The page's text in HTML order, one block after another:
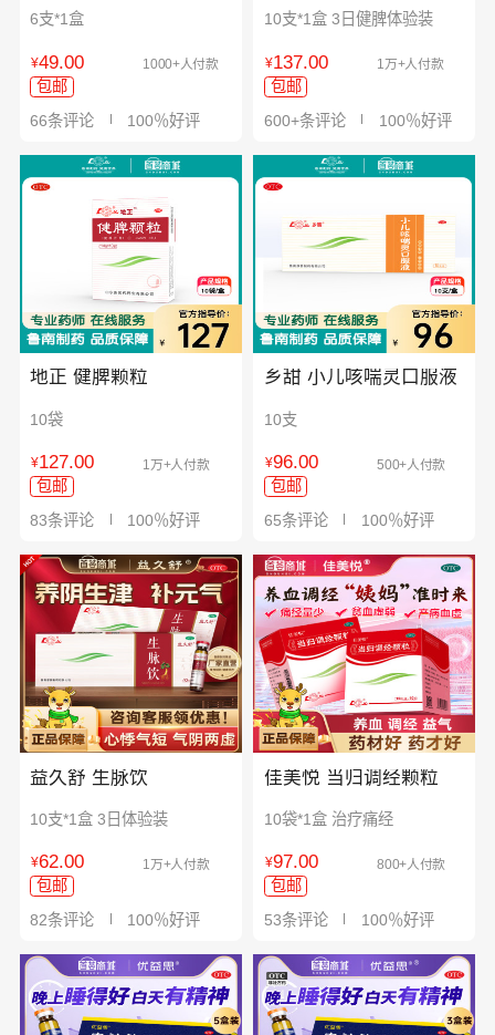
6支*1盒
¥49.00 1000+人付款
包邮
66条评论
100％好评
10支*1盒 3日健脾体验装
¥137.00 1万+人付款
包邮
600+条评论
100％好评
地正 健脾颗粒
10袋
¥127.00 1万+人付款
包邮
83条评论
100％好评
乡甜 小儿咳喘灵口服液
10支
¥96.00 500+人付款
包邮
65条评论
100％好评
益久舒 生脉饮
10支*1盒 3日体验装
¥62.00 1万+人付款
包邮
82条评论
100％好评
佳美悦 当归调经颗粒
10袋*1盒 治疗痛经
¥97.00 800+人付款
包邮
53条评论
100％好评